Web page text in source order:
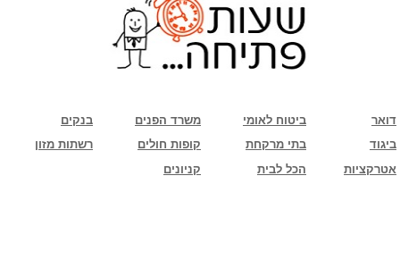
בנקים משרד הפנים ביטוח לאומי
דואר
רשתות מזון
קופות חולים בתי מרקחת
ביגוד
קניונים
הכל לבית אטרקציות